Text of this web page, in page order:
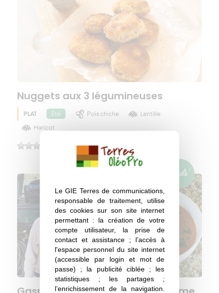
Le GIE Terres de communications,
responsable de traitement, utilise
des cookies sur son site internet
permettant : la création de votre
compte utilisateur, la prise de
contact et assistance ; l’accès à
l'espace personnel du site internet
(accessible par login et mot de
passe) ; la publicité ciblée ; les
statistiques ; les partages ;
l’enrichissement de la navigation.
Nuggets aux 3 légumineuses
PLAT Eté Pois chiche
Lentille
Haricot